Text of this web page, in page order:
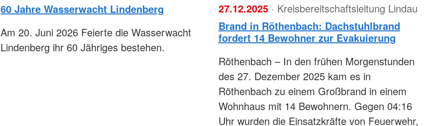
60 Jahre Wasserwacht Lindenberg
Am 20. Juni 2026 Feierte die Wasserwacht
Lindenberg ihr 60 Jähriges bestehen.
27.12.2025 · Kreisbereitschaftsleitung Lindau
Brand in Röthenbach: Dachstuhlbrand
fordert 14 Bewohner zur Evakuierung
Röthenbach – In den frühen Morgenstunden
des 27. Dezember 2025 kam es in
Röthenbach zu einem Großbrand in einem
Wohnhaus mit 14 Bewohnern. Gegen 04:16
Uhr wurden die Einsatzkräfte von Feuerwehr,